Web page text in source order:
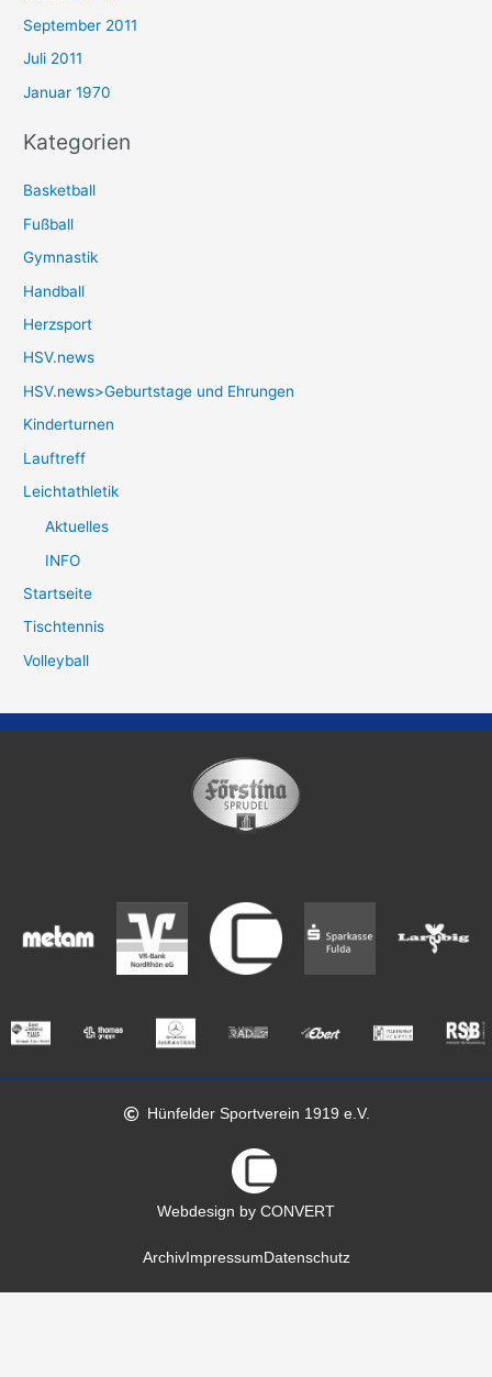
September 2011
Juli 2011
Januar 1970
Kategorien
Basketball
Fußball
Gymnastik
Handball
Herzsport
HSV.news
HSV.news>Geburtstage und Ehrungen
Kinderturnen
Lauftreff
Leichtathletik
Aktuelles
INFO
Startseite
Tischtennis
Volleyball
Hünfelder Sportverein 1919 e.V.
Webdesign by CONVERT
ArchivImpressum Datenschutz